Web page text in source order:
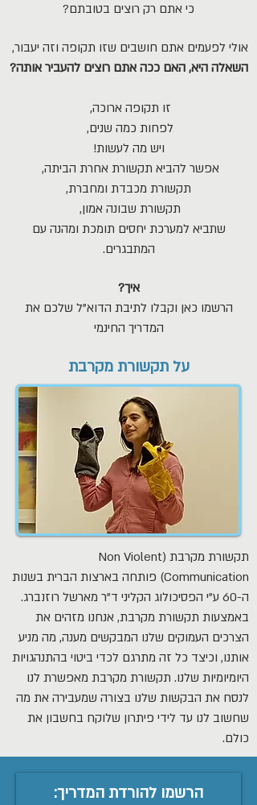
כי אתם רק רוצים בטובתם?
אולי לפעמים אתם חושבים שזו תקופה וזה יעבור,
השאלה היא, האם ככה אתם רוצים להעביר אותה?
זו תקופה ארוכה,
לפחות כמה שנים,
ויש מה לעשות!
אפשר להביא תקשורת אחרת הביתה,
תקשורת מכבדת ומחברת,
תקשורת שבונה אמון,
שתביא למערכת יחסים תומכת ומהנה עם
המתבגרים.
איך?
הרשמו כאן וקבלו לתיבת הדוא"ל שלכם את
המדריך החינמי
על תקשורת מקרבת
תקשורת מקרבת (Non Violent
Communication) פותחה בארצות הברית בשנות
ה-60 ע"י הפסיכולוג הקליני ד"ר מארשל רוזנברג.
באמצעות תקשורת מקרבת, אנחנו מזהים את
הצרכים העמוקים שלנו המבקשים מענה, מה מניע
אותנו, וכיצד כל זה מתרגם לכדי ביטוי בהתנהגויות
היומיומיות שלנו. תקשורת מקרבת מאפשרת לנו
לנסח את הבקשות שלנו בצורה שמעבירה את מה
שחשוב לנו עד לידי פיתרון שלוקח בחשבון את
כולם.
הרשמו להורדת המדריך: